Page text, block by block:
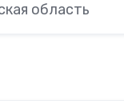
область